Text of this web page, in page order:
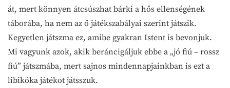
át, mert könnyen átcsúszhat bárki a hős ellenségének
táborába, ha nem az ő játékszabályai szerint játszik.
Kegyetlen játszma ez, amibe gyakran Istent is bevonjuk.
Mi vagyunk azok, akik beráncigáljuk ebbe a „jó fiú – rossz
fiú” játszmába, mert sajnos mindennapjainkban is ezt a
libikóka játékot játsszuk.